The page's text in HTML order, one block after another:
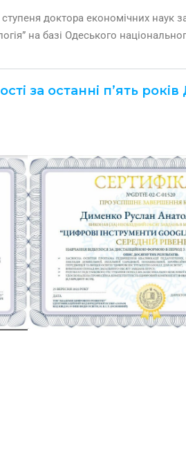
доктора економічних
на базі Одеського
за останні п’ять